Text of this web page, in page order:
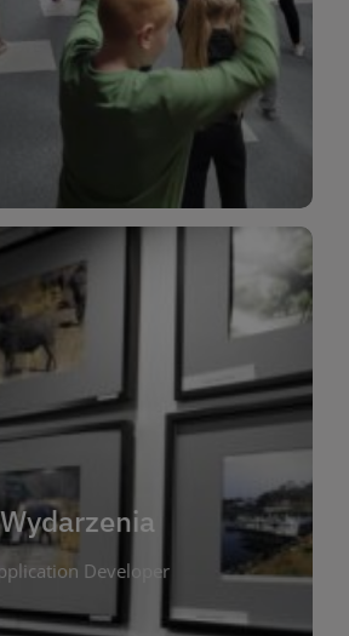
Dla Dzieci
z myślą o najmłodszych
i ich rodzicach. Znajdziesz tu
Wydarzenia
Developer
Wydarzenia
publikujemy informacje o
organizowanych przez
tu zapowiedzi spotkań
warsztatów, prelekcji i zajęć
różnych grup wiekowych. Każde
ma na celu promowanie kultury
integrację społeczności lokalnej.
wydarzeń możesz łatwo